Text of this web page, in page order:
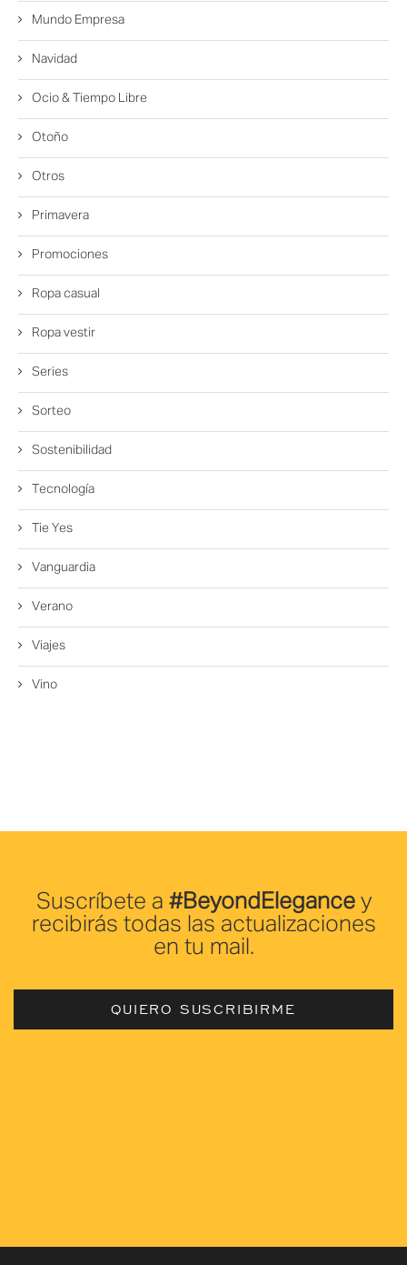
Mundo Empresa
Navidad
Ocio & Tiempo Libre
Otoño
Otros
Primavera
Promociones
Ropa casual
Ropa vestir
Series
Sorteo
Sostenibilidad
Tecnología
Tie Yes
Vanguardia
Verano
Viajes
Vino
Suscríbete a #BeyondElegancey
recibirás todas las actualizaciones
en tu mail.
QUIERO SUSCRIBIRME